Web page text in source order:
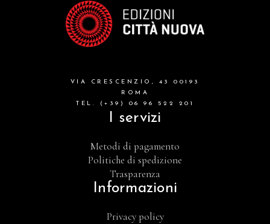
formazione cristiana e liturgia
catalogo storico
attualita'
VIA CRESCENZIO, 43 00193
ROMA
TEL. (+39) 06 96 522 201
I servizi
Metodi di pagamento
Politiche di spedizione
Trasparenza
Informazioni
Privacy policy